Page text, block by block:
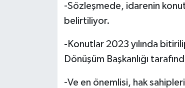
-Sözleşmede, idarenin
belirtiliyor.
-Konutlar 2023 yılında
Dönüşüm Başkanlığı
-Ve en önemlisi, hak